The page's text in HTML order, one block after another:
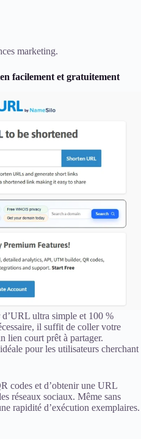
marketing.
facilement et gratuitement
d’URL ultra simple et 100 %
il suffit de coller votre
lien court prêt à partager.
pour les utilisateurs cherchant
codes et d’obtenir une URL
réseaux sociaux. Même sans
rapidité d’exécution exemplaires.